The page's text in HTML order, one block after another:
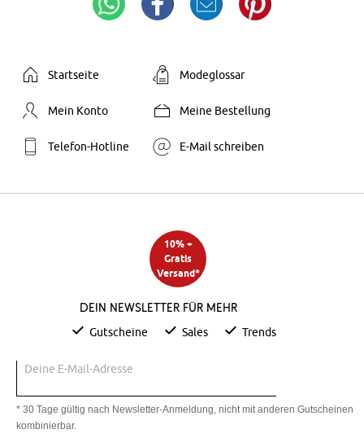
Startseite Modeglossar
Mein Konto Meine Bestellung
Telefon-Hotline E-Mail schreiben
10% +
Gratis
Versand*
Dein Newsletter für mehr
Gutscheine Sales Trends
Deine E-Mail-Adresse
* 30 Tage gültig nach Newsletter-Anmeldung, nicht mit anderen Gutscheinen
kombinierbar.